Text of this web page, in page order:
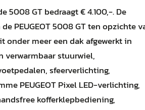
5008 GT bedraagt € 4.100,-. De
PEUGEOT 5008 GT ten opzichte
onder meer een dak afgewerkt in
verwarmbaar stuurwiel,
sfeerverlichting,
PEUGEOT Pixel LED-verlichting,
kofferklepbediening,